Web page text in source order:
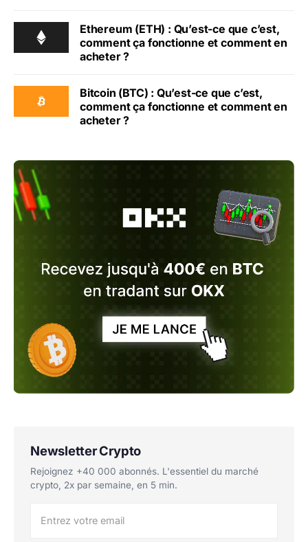
Ethereum (ETH) : Qu’est-ce que c’est,
comment ça fonctionne et comment en
acheter ?
Bitcoin (BTC) : Qu’est-ce que c’est,
comment ça fonctionne et comment en
acheter ?
Newsletter Crypto
Rejoignez +40 000 abonnés. L'essentiel du marché
crypto, 2x par semaine, en 5 min.